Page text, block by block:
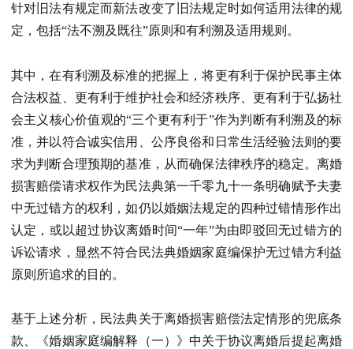
针对旧法有规定而新法改变了旧法规定时如何适用法律的规
定，包括“法不溯及既往”原则和有利溯及适用规则。
其中，在有利溯及标准的把握上，将更有利于保护民事主体
合法权益、更有利于维护社会和经济秩序、更有利于弘扬社
会主义核心价值观的“三个更有利于”作为判断有利溯及的标
准，并以符合诚实信用、公序良俗和日常生活经验法则的要
求为判断合理预期的基准，从而确保法律秩序的稳定。离婚
损害赔偿请求权作为民法典第一千零九十一条明确赋予夫妻
中无过错方的权利，如仍以婚姻法规定的四种过错情形作出
认定，或以超过协议离婚时间“一年”为由即驳回无过错方的
诉讼请求，显然不符合民法典婚姻家庭编保护无过错方利益
原则所追求的目的。
基于上述分析，民法典关于离婚损害赔偿法定情形的兜底条
款、《婚姻家庭编解释（一）》中关于协议离婚后提起离婚